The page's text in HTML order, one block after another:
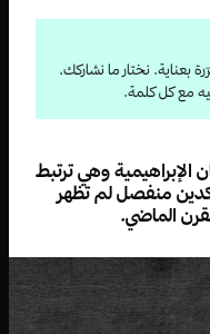
نختار ما نشاركك،
مع كل كلمة.
الإبراهيمية وهي ترتبط
كدين منفصل لم تظهر
الماضي.